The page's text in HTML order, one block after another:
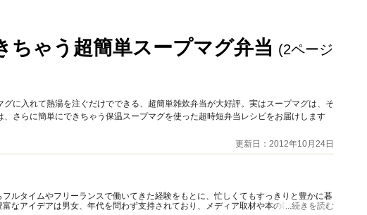
ちゃう超簡単スープマグ弁当 (2ページ
に入れて熱湯を注ぐだけでできる、超簡単雑炊弁当が大好評。実はスープマグは、そ
さらに簡単にできちゃう保温スープマグを使った超時短弁当レシピをお届けします
更新日：2012年10月24日
ルタイムやフリーランスで働いてきた経験をもとに、忙しくてもすっきりと豊かに暮
なアイデアは男女、年代を問わず支持されており、メディア取材や本の執筆、各種コ
...続きを読む